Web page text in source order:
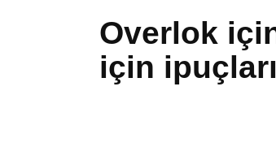
Overlok
için ipuçları